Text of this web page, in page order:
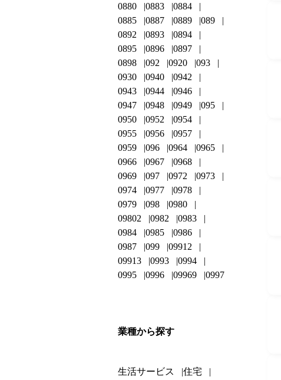
0880
0883
0884
0885
0887 0889
089
0892
0893
0894
0895
0896
0897
0898
092 0920
093
0930
0940
0942
0943
0944
0946
0947
0948 0949
095
0950
0952
0954
0955
0956
0957
0959
096 0964
0965
0966
0967
0968
0969
097 0972
0973
0974
0977
0978
0979
098
0980
09802
0982
0983
0984
0985
0986
0987
099
09912
09913
0993
0994
0995
0996 09969 0997
業種から探す
生活サービス 住宅